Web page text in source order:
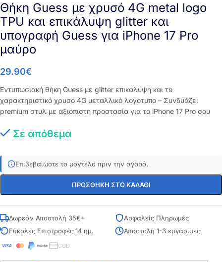
Θήκη Guess με χρυσό 4G metal logo
TPU και επικάλυψη glitter και
υπογραφή Guess για iPhone 17 Pro
μαύρο
29.90€
Εντυπωσιακή θήκη Guess με glitter επικάλυψη και το
χαρακτηριστικό χρυσό 4G μεταλλικό λογότυπο – Συνδυάζει
premium στυλ με αξιόπιστη προστασία για το iPhone 17 Pro σου
Σε απόθεμα
Επιβεβαιώστε το μοντέλο πριν την αγορά.
ΠΡΟΣΘΉΚΗ ΣΤΟ ΚΑΛΆΘΙ
Δωρεάν Αποστολή 35€+
Ασφαλείς Πληρωμές
Εύκολες Επιστροφές 14 ημ.
Αποστολή 1-3 εργάσιμες
COD